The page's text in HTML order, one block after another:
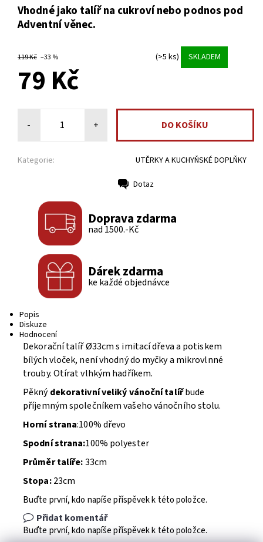
Vhodné jako talíř na cukroví nebo podnos pod
Adventní věnec.
119 Kč –33 % (>5 ks) SKLADEM
79 Kč
- +
Kategorie: UTĚRKY A KUCHYŇSKÉ DOPLŇKY
Dotaz
Doprava zdarma
nad 1500.-Kč
Dárek zdarma
ke každé objednávce
Popis
Diskuze
Hodnocení
Dekorační talíř Ø33cm s imitací dřeva a potiskem
bílých vloček, není vhodný do myčky a mikrovlnné
trouby. Otírat vlhkým hadříkem.
Pěknýdekorativní veliký vánoční talířbude
příjemným společníkem vašeho vánočního stolu.
Horní strana:100% dřevo
Spodní strana:100% polyester
Průměr talíře:33cm
Stopa:23cm
Buďte první, kdo napíše příspěvek k této položce.
Přidat komentář
Buďte první, kdo napíše příspěvek k této položce.